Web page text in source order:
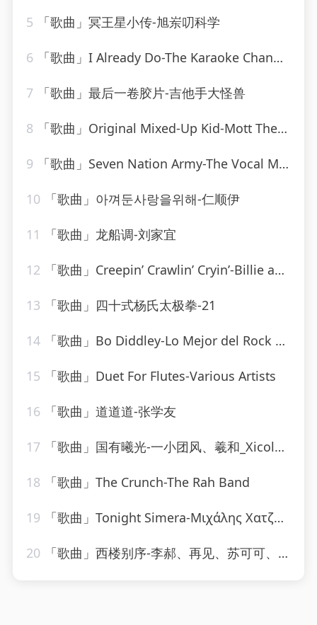
5 「歌曲」冥王星小传-旭岽叨科学
6 「歌曲」I Already Do-The Karaoke Channel
7 「歌曲」最后一卷胶片-吉他手大怪兽
8 「歌曲」Original Mixed-Up Kid-Mott The Hoople
9 「歌曲」Seven Nation Army-The Vocal Masters
10 「歌曲」아껴둔사랑을위해-仁顺伊
11 「歌曲」龙船调-刘家宜
12 「歌曲」Creepin’ Crawlin’ Cryin’-Billie and Lillie
13 「歌曲」四十式杨氏太极拳-21
14 「歌曲」Bo Diddley-Lo Mejor del Rock de los 50
15 「歌曲」Duet For Flutes-Various Artists
16 「歌曲」道道道-张学友
17 「歌曲」国有曦光-一小团风、羲和_Xicole、洵风、之玄、孩子吃嘛找嘛去、公子祸水、颜柒CY、远平新、黄泊霖、浔漪Hazy
18 「歌曲」The Crunch-The Rah Band
19 「歌曲」Tonight Simera-Μιχάλης Χατζηγιάννης
20 「歌曲」西楼别序-李郝、再见、苏可可、圈妹